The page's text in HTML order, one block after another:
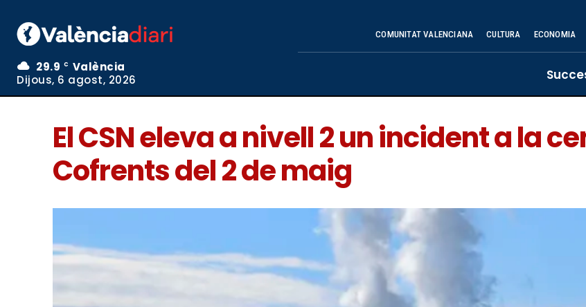
29.9 C
València
Dijous, 6 agost, 2026
COMUNITAT VALENCIANA CULTURA ECONOMIA
El CSN eleva a nivell 2 un incident a la
Cofrents del 2 de maig